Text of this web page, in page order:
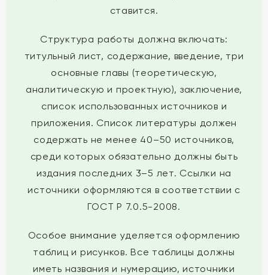
ставится.
Структура работы должна включать:
титульный лист, содержание, введение, три
основные главы (теоретическую,
аналитическую и проектную), заключение,
список использованных источников и
приложения. Список литературы должен
содержать не менее 40–50 источников,
среди которых обязательно должны быть
издания последних 3–5 лет. Ссылки на
источники оформляются в соответствии с
ГОСТ Р 7.0.5-2008.
Особое внимание уделяется оформлению
таблиц и рисунков. Все таблицы должны
иметь названия и нумерацию, источники